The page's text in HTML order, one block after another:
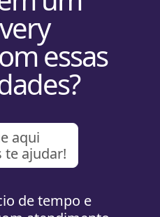
essas
aqui
te ajudar!
de tempo e